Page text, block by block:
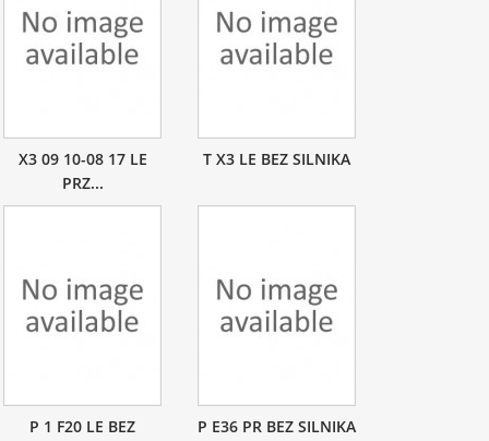
X3 09 10-08 17 LE
PRZ...
T X3 LE BEZ SILNIKA
P 1 F20 LE BEZ
P E36 PR BEZ SILNIKA